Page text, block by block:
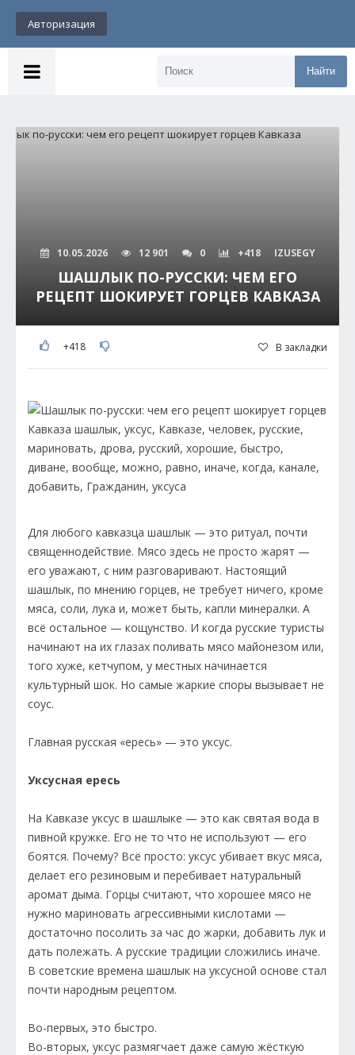
Авторизация
Найти
10.05.2026 12 901 0 +418 IZUSEGY
ШАШЛЫК ПО-РУССКИ: ЧЕМ ЕГО
РЕЦЕПТ ШОКИРУЕТ ГОРЦЕВ КАВКАЗА
+418 В закладки
Для любого кавказца шашлык — это ритуал, почти
священнодействие. Мясо здесь не просто жарят —
его уважают, с ним разговаривают. Настоящий
шашлык, по мнению горцев, не требует ничего, кроме
мяса, соли, лука и, может быть, капли минералки. А
всё остальное — кощунство. И когда русские туристы
начинают на их глазах поливать мясо майонезом или,
того хуже, кетчупом, у местных начинается
культурный шок. Но самые жаркие споры вызывает не
соус.
Главная русская «ересь» — это уксус.
Уксусная ересь
На Кавказе уксус в шашлыке — это как святая вода в
пивной кружке. Его не то что не используют — его
боятся. Почему? Всё просто: уксус убивает вкус мяса,
делает его резиновым и перебивает натуральный
аромат дыма. Горцы считают, что хорошее мясо не
нужно мариновать агрессивными кислотами —
достаточно посолить за час до жарки, добавить лук и
дать полежать. А русские традиции сложились иначе.
В советские времена шашлык на уксусной основе стал
почти народным рецептом.
Во-первых, это быстро.
Во-вторых, уксус размягчает даже самую жёсткую